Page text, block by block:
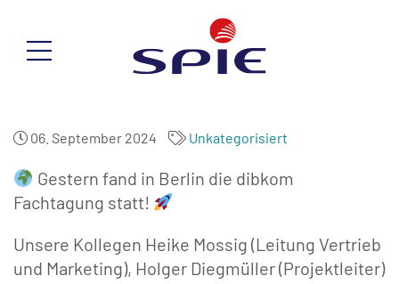
06. September 2024 Unkategorisiert
Gestern fand in Berlin die dibkom
Fachtagung statt!
Unsere Kollegen Heike Mossig (Leitung Vertrieb
und Marketing), Holger Diegmüller (Projektleiter)